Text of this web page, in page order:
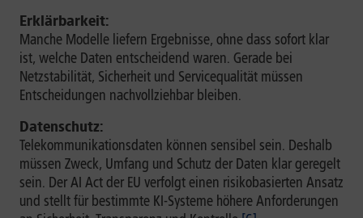
Erklärbarkeit:
Manche Modelle liefern Ergebnisse, ohne dass sofort klar
ist, welche Daten entscheidend waren. Gerade bei
Netzstabilität, Sicherheit und Servicequalität müssen
Entscheidungen nachvollziehbar bleiben.
Datenschutz:
Telekommunikationsdaten können sensibel sein. Deshalb
müssen Zweck, Umfang und Schutz der Daten klar geregelt
sein. Der AI Act der EU verfolgt einen risikobasierten Ansatz
und stellt für bestimmte KI-Systeme höhere Anforderungen